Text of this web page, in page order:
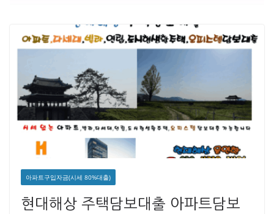
아파트구입자금(시세 80%대출)
현대해상 주택담보대출 아파트담보